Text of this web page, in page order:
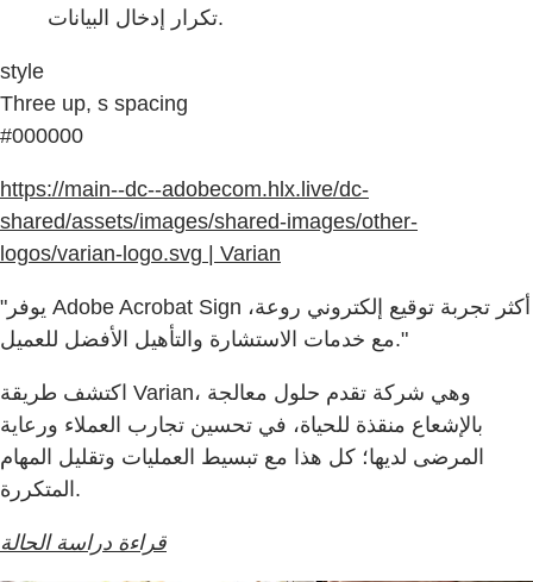
تكرار إدخال البيانات.
style
Three up, s spacing
#000000
https://main--dc--adobecom.hlx.live/dc-
shared/assets/images/shared-images/other-
logos/varian-logo.svg | Varian
"يوفر Adobe Acrobat Sign أكثر تجربة توقيع إلكتروني روعة،
مع خدمات الاستشارة والتأهيل الأفضل للعميل."
اكتشف طريقة Varian، وهي شركة تقدم حلول معالجة
بالإشعاع منقذة للحياة، في تحسين تجارب العملاء ورعاية
المرضى لديها؛ كل هذا مع تبسيط العمليات وتقليل المهام
المتكررة.
قراءة دراسة الحالة